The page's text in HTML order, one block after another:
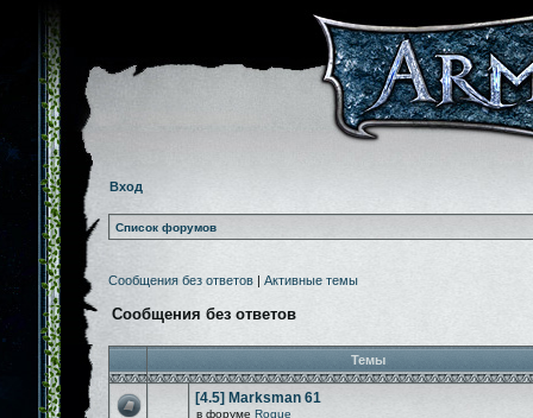
Вход
Список форумов
Сообщения без ответов | Активные темы
Сообщения без ответов
Темы
[4.5] Marksman 61
в форуме Rogue